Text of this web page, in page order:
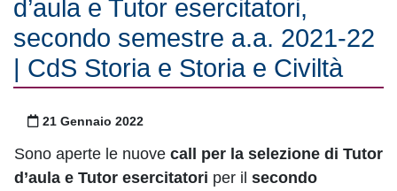
d’aula e Tutor esercitatori,
secondo semestre a.a. 2021-22
| CdS Storia e Storia e Civiltà
Pubblicato il
21 Gennaio 2022
Sono aperte le nuove call per la selezione di Tutor
d’aula e Tutor esercitatori per il secondo